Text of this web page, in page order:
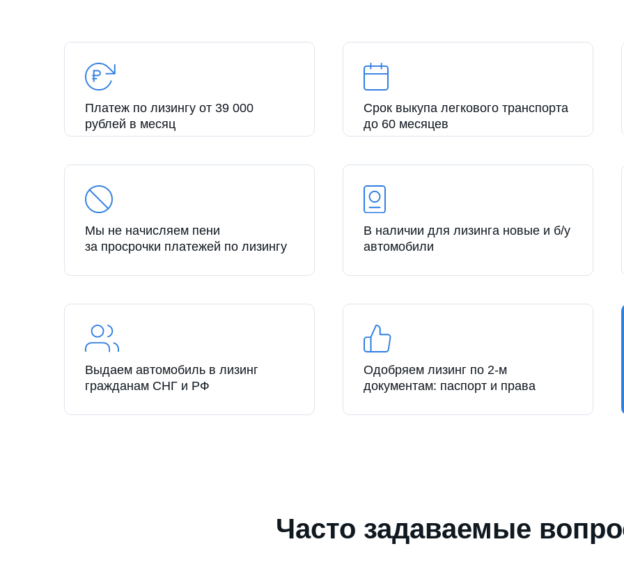
Платеж по лизингу от 39 000
рублей в месяц
Срок выкупа легкового транспорта
до 60 месяцев
Мы не начисляем пени
за просрочки платежей по лизингу
В наличии для лизинга новые и б/у
автомобили
Выдаем автомобиль в лизинг
гражданам СНГ и РФ
Одобряем лизинг по 2-м
документам: паспорт и права
Часто задаваемые